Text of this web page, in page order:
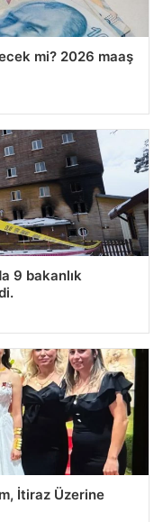
mi? 2026 maaş
9 bakanlık
İtiraz Üzerine